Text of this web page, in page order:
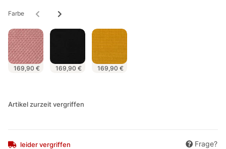
Farbe
169,90 € 169,90 € 169,90 €
Artikel zurzeit vergriffen
leider vergriffen Frage?